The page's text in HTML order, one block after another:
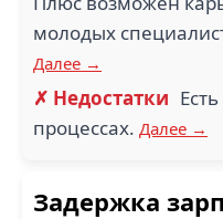
молодых
Далее →
✗ Недостатки
процессах. Далее →
Задержка